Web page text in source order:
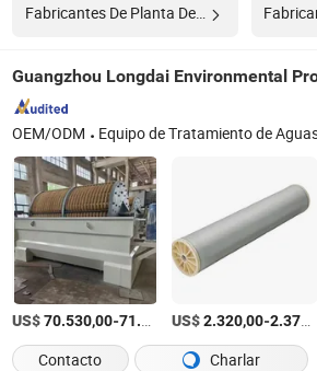
Fabricantes De Planta De Tratamiento De Agua
OEM/ODM Equipo de Tratamiento de
US$70.530,00-71.428,00 /Set
US$2.320,00-2.370,00
Contacto
Charlar